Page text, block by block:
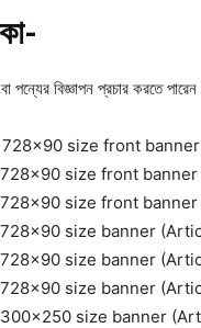
পন্যের বিজ্ঞাপন প্রচার করতে
size front
size front
size front
size banner
size banner
size banner
size banner